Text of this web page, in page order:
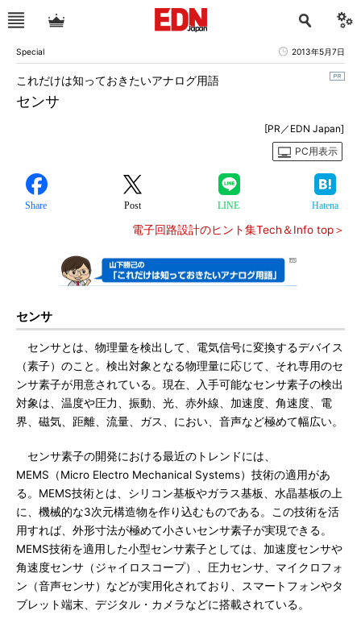
Special 2013年5月7日
センサ
これだけは知っておきたいアナログ用語
[PR／EDN Japan]
PC用表示
Share Post LINE Hatena
電子回路設計のヒント集Tech＆Info top＞
センサ
センサとは、物理量を検出して、電気信号に変換するデバイス
（素子）のこと。検出対象となる物理量に応じて、それ専用のセ
ンサ素子が用意されている。現在、入手可能なセンサ素子の検出
対象は、温度や圧力、振動、光、赤外線、加速度、角速度、電
界、磁気、距離、流量、ガス、におい、音声など極めて幅広い。
センサ素子の開発における最近のトレンドには、
MEMS（Micro Electro Mechanical Systems）技術の適用があ
る。MEMS技術とは、シリコン基板やガラス基板、水晶基板の上
に、機械的な3次元構造物を作り込むものである。この技術を活
用すれば、外形寸法が極めて小さいセンサ素子が実現できる。
MEMS技術を適用した小型センサ素子としては、加速度センサや
角速度センサ（ジャイロスコープ）、圧力センサ、マイクロフォ
ン（音声センサ）などが実用化されており、スマートフォンやタ
ブレット端末、デジタル・カメラなどに搭載されている。